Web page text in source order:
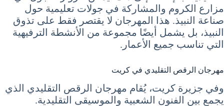
مزارع الكروم والمشاركة في جولات تعليمية حول
صناعة النبيذ. هذا المهرجان لا يقتصر فقط على تذوق
النبيذ، بل يشمل أيضًا مجموعة من الأنشطة الترفيهية
التي تناسب جميع الأعمار.
مهرجان الرقص التقليدي في كريت
وفي جزيرة كريت، يُقام مهرجان الرقص التقليدي الذي
يجمع بين الفنون الشعبية والموسيقى التقليدية.